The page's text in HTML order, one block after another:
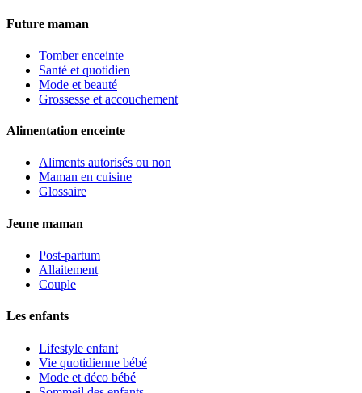
Future maman
Tomber enceinte
Santé et quotidien
Mode et beauté
Grossesse et accouchement
Alimentation enceinte
Aliments autorisés ou non
Maman en cuisine
Glossaire
Jeune maman
Post-partum
Allaitement
Couple
Les enfants
Lifestyle enfant
Vie quotidienne bébé
Mode et déco bébé